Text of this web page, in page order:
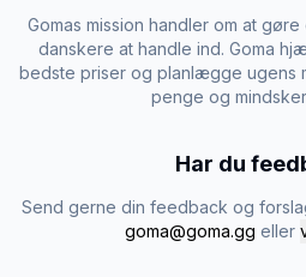
Gomas mission handler om at
danskere at handle ind. Goma
bedste priser og planlægge ugens
penge og
Har du
Send gerne din feedback og
goma@goma.gg eller